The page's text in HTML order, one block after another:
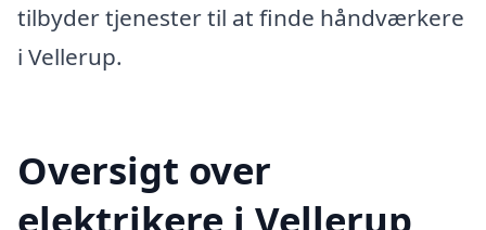
tilbyder tjenester til at finde håndværkere
i Vellerup.
Oversigt over